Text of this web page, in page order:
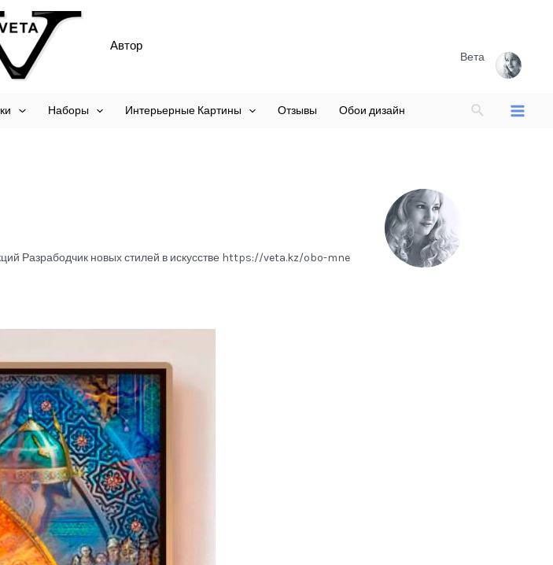
Автор
Вета
Наборы Интерьерные Картины Отзывы Обои дизайн Поиск
Разрабодчик новых стилей в искусстве https://veta.kz/obo-mne